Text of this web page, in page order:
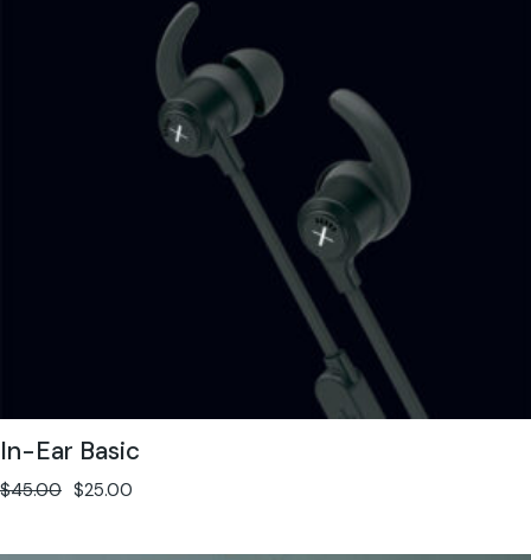
In-Ear Basic
$45.00 $25.00